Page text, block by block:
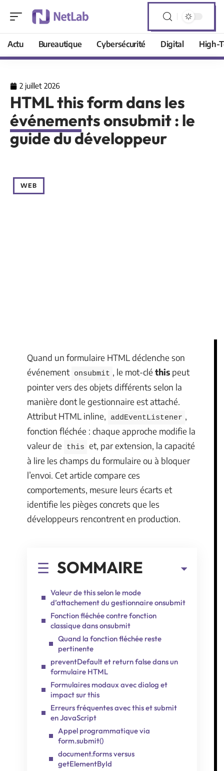
Actu Bureautique Cybersécurité Digital High-
2 juillet 2026
HTML this form dans les
événements onsubmit : le
guide du développeur
WEB
Quand un formulaire HTML déclenche son
événement onsubmit , le mot-clé this peut
pointer vers des objets différents selon la
manière dont le gestionnaire est attaché.
Attribut HTML inline,
addEventListener ,
fonction fléchée : chaque approche modifie la
valeur de
this et, par extension, la capacité
à lire les champs du formulaire ou à bloquer
l’envoi. Cet article compare ces
comportements, mesure leurs écarts et
identifie les pièges concrets que les
développeurs rencontrent en production.
SOMMAIRE
Valeur de this selon le mode
d’attachement du gestionnaire onsubmit
Fonction fléchée contre fonction
classique dans onsubmit
Quand la fonction fléchée reste
pertinente
preventDefault et return false dans un
formulaire HTML
Formulaires modaux avec dialog et
impact sur this
Erreurs fréquentes avec this et submit
en JavaScript
Appel programmatique via
form.submit()
document.forms versus
getElementById